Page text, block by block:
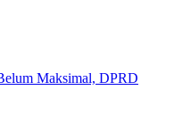
Maksimal, DPRD